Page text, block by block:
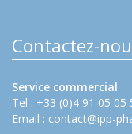
Contactez-
Service commercial
Tel : +33 (0)4 91 05 05
Email : contact@ipp-